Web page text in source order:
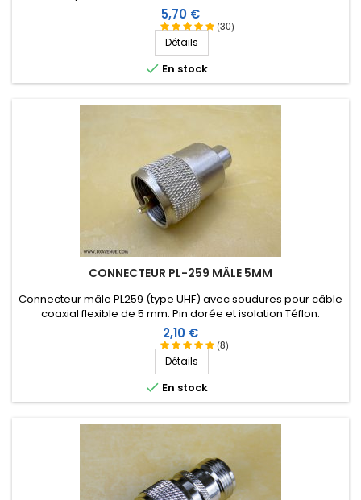
(30)
(X2) et isolation Téflon
Prix
5,70 €
Détails
 En stock
CONNECTEUR PL-259 MÂLE 5MM
(8)
Connecteur mâle PL259 (type UHF) avec soudures pour câble
coaxial flexible de 5 mm. Pin dorée et isolation Téflon.
Prix
2,10 €
Détails
 En stock